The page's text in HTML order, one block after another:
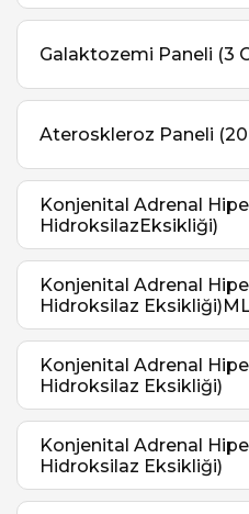
Galaktozemi Paneli (3
Ateroskleroz Paneli (20
Konjenital Adrenal
HidroksilazEksikliği)
Konjenital Adrenal
Hidroksilaz
Konjenital Adrenal
Hidroksilaz Eksikliği)
Konjenital Adrenal
Hidroksilaz Eksikliği)